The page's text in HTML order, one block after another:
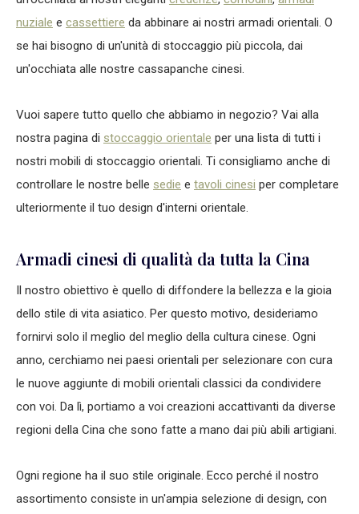
nuziale e cassettiere da abbinare ai nostri armadi orientali. O
se hai bisogno di un'unità di stoccaggio più piccola, dai
un'occhiata alle nostre cassapanche cinesi.
Vuoi sapere tutto quello che abbiamo in negozio? Vai alla
nostra pagina di stoccaggio orientale per una lista di tutti i
nostri mobili di stoccaggio orientali. Ti consigliamo anche di
controllare le nostre belle sedie e tavoli cinesi per completare
ulteriormente il tuo design d'interni orientale.
Armadi cinesi di qualità da tutta la Cina
Il nostro obiettivo è quello di diffondere la bellezza e la gioia
dello stile di vita asiatico. Per questo motivo, desideriamo
fornirvi solo il meglio del meglio della cultura cinese. Ogni
anno, cerchiamo nei paesi orientali per selezionare con cura
le nuove aggiunte di mobili orientali classici da condividere
con voi. Da lì, portiamo a voi creazioni accattivanti da diverse
regioni della Cina che sono fatte a mano dai più abili artigiani.
Ogni regione ha il suo stile originale. Ecco perché il nostro
assortimento consiste in un'ampia selezione di design, con